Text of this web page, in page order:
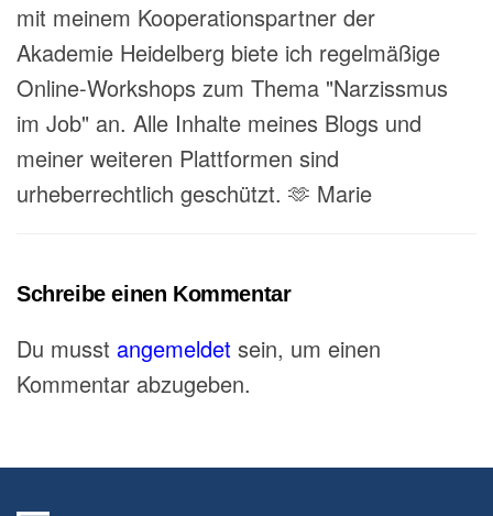
mit meinem Kooperationspartner der
Akademie Heidelberg biete ich regelmäßige
Online-Workshops zum Thema "Narzissmus
im Job" an. Alle Inhalte meines Blogs und
meiner weiteren Plattformen sind
urheberrechtlich geschützt. 🫶 Marie
Schreibe einen Kommentar
Du musst angemeldet sein, um einen
Kommentar abzugeben.